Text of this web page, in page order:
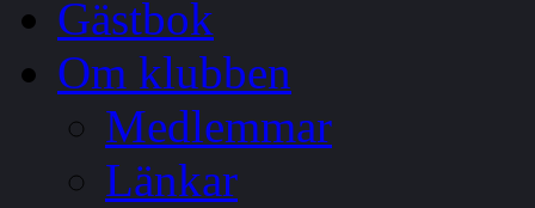
Gästbok
Om klubben
Medlemmar
Länkar